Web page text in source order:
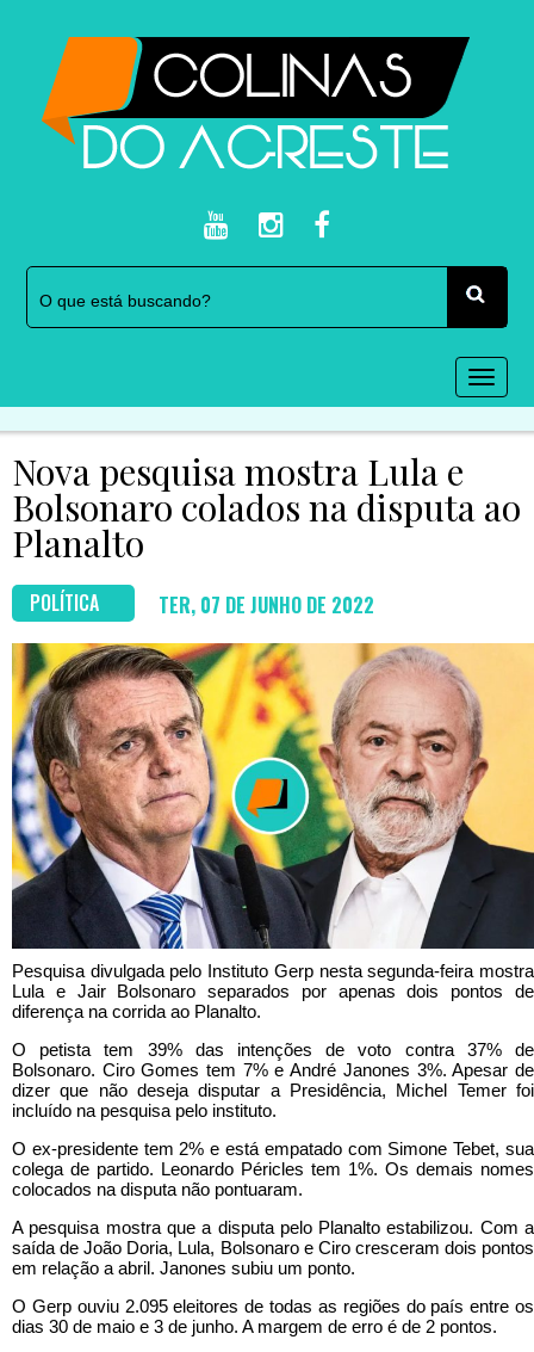
Nova pesquisa mostra Lula e
Bolsonaro colados na disputa ao
Planalto
POLÍTICA TER, 07 DE JUNHO DE 2022
Pesquisa divulgada pelo Instituto Gerp nesta segunda-feira mostra
Lula e Jair Bolsonaro separados por apenas dois pontos de
diferença na corrida ao Planalto.
O petista tem 39% das intenções de voto contra 37% de
Bolsonaro. Ciro Gomes tem 7% e André Janones 3%. Apesar de
dizer que não deseja disputar a Presidência, Michel Temer foi
incluído na pesquisa pelo instituto.
O ex-presidente tem 2% e está empatado com Simone Tebet, sua
colega de partido. Leonardo Péricles tem 1%. Os demais nomes
colocados na disputa não pontuaram.
A pesquisa mostra que a disputa pelo Planalto estabilizou. Com a
saída de João Doria, Lula, Bolsonaro e Ciro cresceram dois pontos
em relação a abril. Janones subiu um ponto.
O Gerp ouviu 2.095 eleitores de todas as regiões do país entre os
dias 30 de maio e 3 de junho. A margem de erro é de 2 pontos.